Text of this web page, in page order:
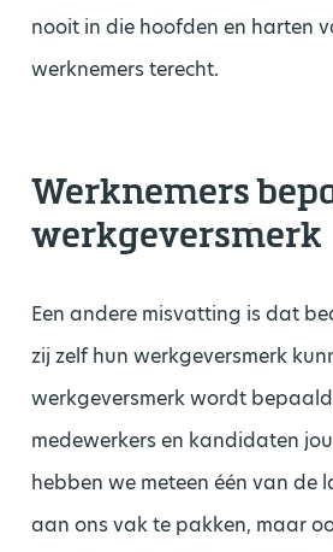
nooit in die hoofden en harten
werknemers terecht.
Werknemers
werkgeversmerk
Een andere misvatting is dat
zij zelf hun werkgeversmerk
werkgeversmerk wordt
medewerkers en kandidaten
hebben we meteen één van de
aan ons vak te pakken, maar